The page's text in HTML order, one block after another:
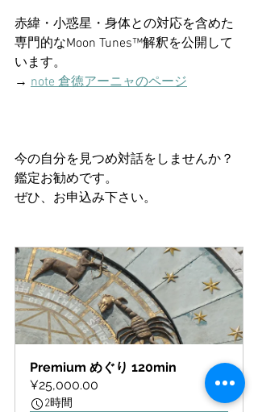
赤緯・小惑星・身体との対応を含めた
専門的なMoon Tunes™解釈を公開して
います。
→ note 倉徳アーニャのページ
今の自分を見つめ対話をしませんか？
鑑定お勧めです。
ぜひ、お申込み下さい。
Premium めぐり 120min
¥25,000.00
2時間